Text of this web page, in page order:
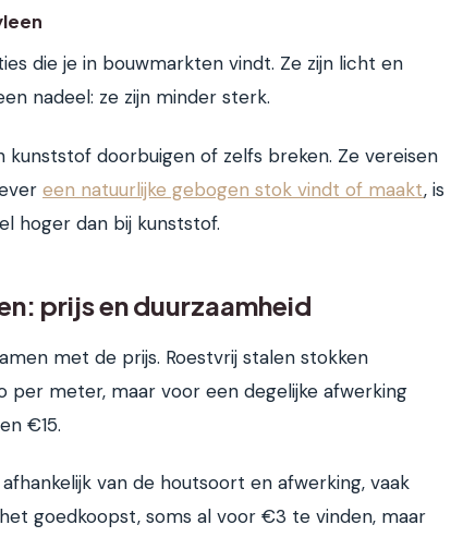
die je in bouwmarkten vindt. Ze zijn licht en
nadeel: ze zijn minder sterk.
doorbuigen of zelfs breken. Ze vereisen
een natuurlijke gebogen stok vindt of maakt, is
hoger dan bij kunststof.
prijs en duurzaamheid
met de prijs. Roestvrij stalen stokken
per meter, maar voor een degelijke afwerking
€15.
van de houtsoort en afwerking, vaak
goedkoopst, soms al voor €3 te vinden, maar